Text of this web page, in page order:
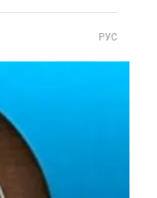
РУС